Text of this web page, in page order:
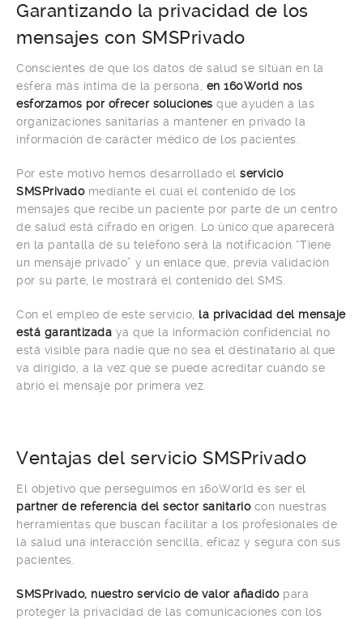
Garantizando la privacidad de los
mensajes con SMSPrivado
Conscientes de que los datos de salud se sitúan en la
esfera más íntima de la persona, en 160World nos
esforzamos por ofrecer soluciones que ayuden a las
organizaciones sanitarias a mantener en privado la
información de carácter médico de los pacientes.
Por este motivo hemos desarrollado el servicio
SMSPrivadomediante el cual el contenido de los
mensajes que recibe un paciente por parte de un centro
de salud está cifrado en origen. Lo único que aparecerá
en la pantalla de su teléfono será la notificación “Tiene
un mensaje privado” y un enlace que, previa validación
por su parte, le mostrará el contenido del SMS.
Con el empleo de este servicio, la privacidad del mensaje
está garantizada ya que la información confidencial no
está visible para nadie que no sea el destinatario al que
va dirigido, a la vez que se puede acreditar cuándo se
abrió el mensaje por primera vez.
Ventajas del servicio SMSPrivado
El objetivo que perseguimos en 160World es ser el
partner de referencia del sector sanitariocon nuestras
herramientas que buscan facilitar a los profesionales de
la salud una interacción sencilla, eficaz y segura con sus
pacientes.
SMSPrivado, nuestro servicio de valor añadidopara
proteger la privacidad de las comunicaciones con los